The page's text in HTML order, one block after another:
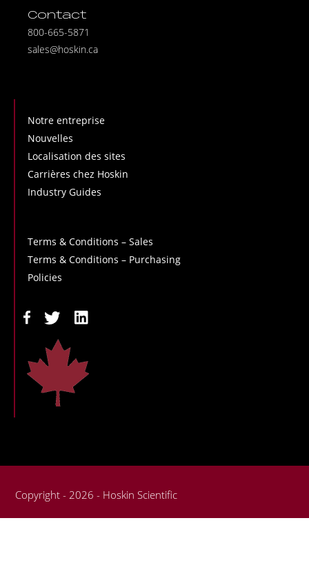
Contact
800-665-5871
sales@hoskin.ca
Notre entreprise
Nouvelles
Localisation des sites
Carrières chez Hoskin
Industry Guides
Terms & Conditions – Sales
Terms & Conditions – Purchasing
Policies
Copyright - 2026 - Hoskin Scientific